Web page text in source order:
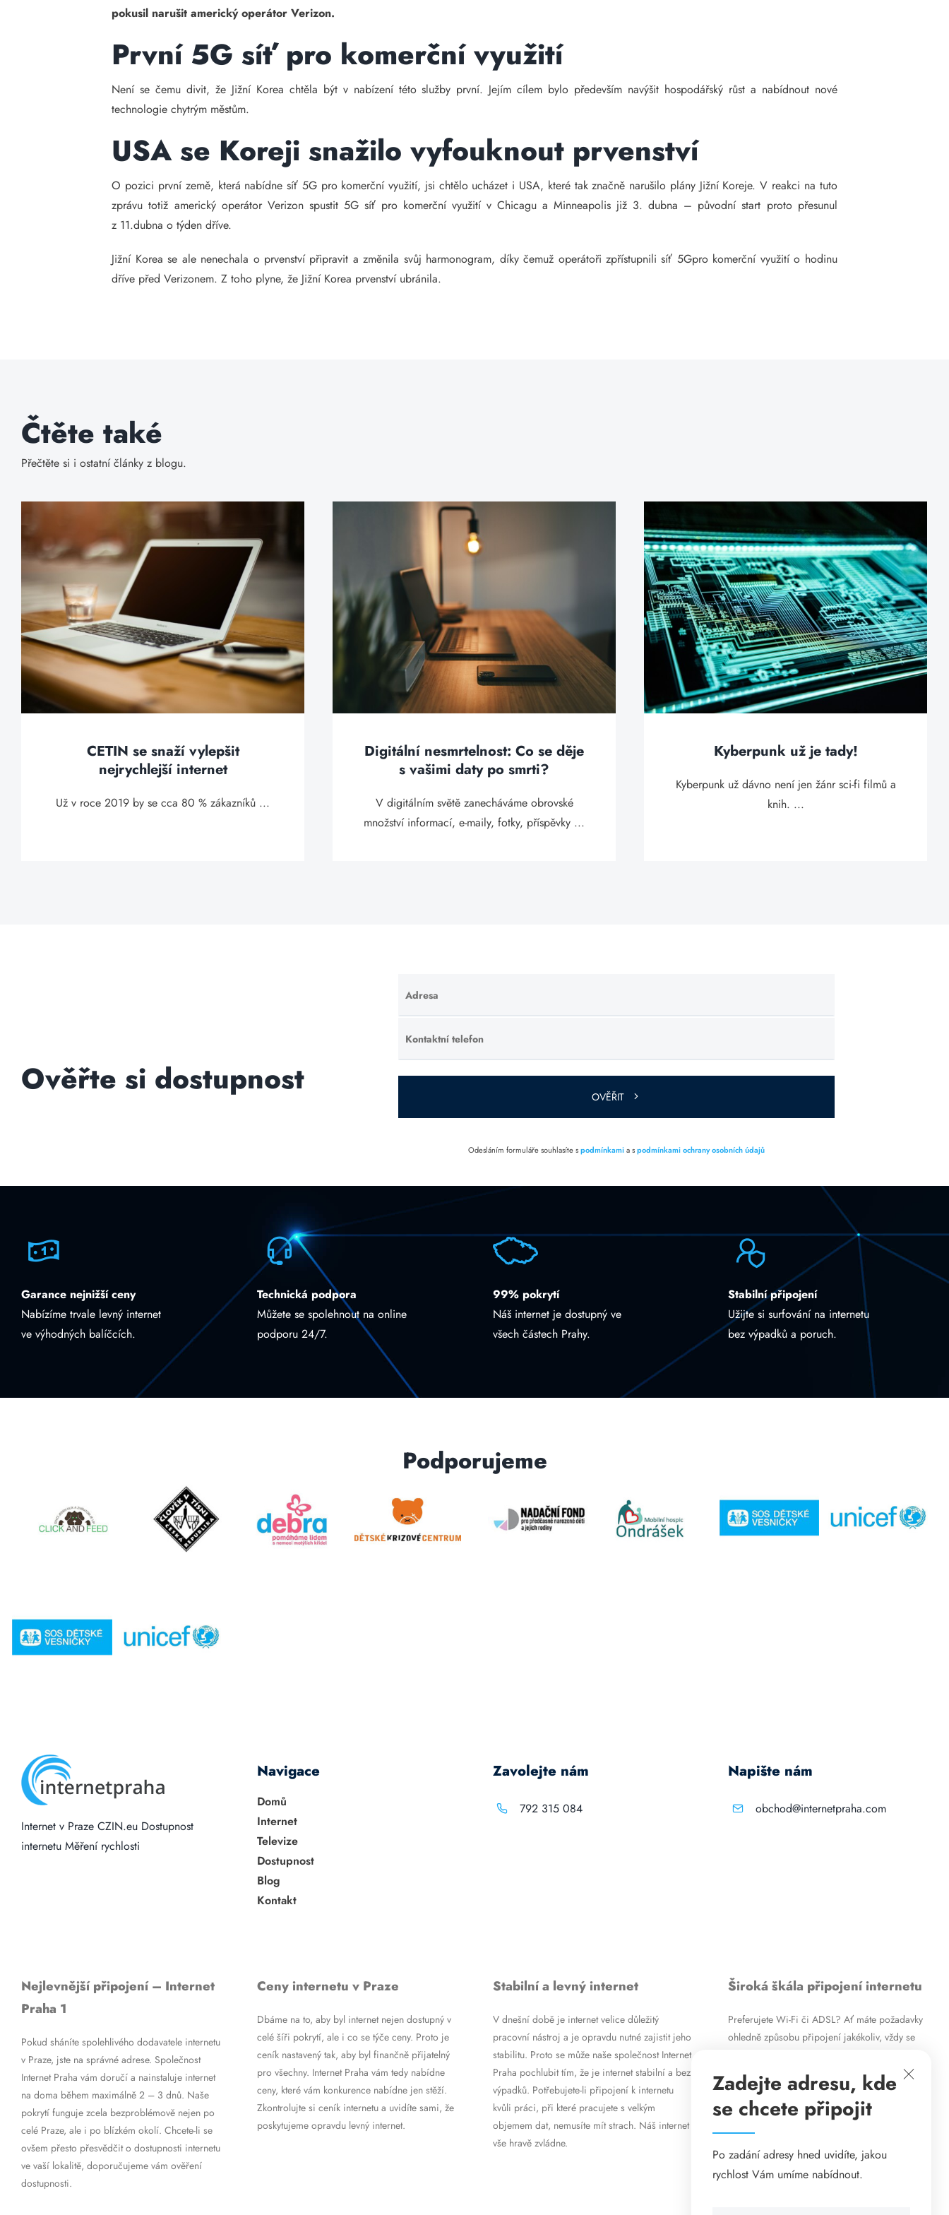
pokusil narušit americký operátor Verizon.
První 5G síť pro komerční využití
Není se čemu divit, že Jižní Korea chtěla být v nabízení této služby první. Jejím cílem bylo především navýšit hospodářský růst a nabídnout nové
technologie chytrým městům.
USA se Koreji snažilo vyfouknout prvenství
O pozici první země, která nabídne síť 5G pro komerční využití, jsi chtělo ucházet i USA, které tak značně narušilo plány Jižní Koreje. V reakci na tuto
zprávu totiž americký operátor Verizon spustit 5G síť pro komerční využití v Chicagu a Minneapolis již 3. dubna – původní start proto přesunul
z 11.dubna o týden dříve.
Jižní Korea se ale nenechala o prvenství připravit a změnila svůj harmonogram, díky čemuž operátoři zpřístupnili síť 5Gpro komerční využití o hodinu
dříve před Verizonem. Z toho plyne, že Jižní Korea prvenství ubránila.
Čtěte také
Přečtěte si i ostatní články z blogu.
CETIN se snaží vylepšit
nejrychlejší internet
Už v roce 2019 by se cca 80 % zákazníků ...
Digitální nesmrtelnost: Co se děje
s vašimi daty po smrti?
V digitálním světě zanecháváme obrovské
množství informací, e-maily, fotky, příspěvky ...
Kyberpunk už je tady!
Kyberpunk už dávno není jen žánr sci-fi filmů a
knih. ...
Ověřte si dostupnost
Adresa
Ponechte
toto pole
prázdné.
Kontaktní telefon
Ponechte
toto pole
prázdné.
OVĚŘIT
Odesláním formuláře souhlasíte spodmínkamia spodmínkami ochrany osobních údajů
Garance nejnižší ceny
Nabízíme trvale levný internet
ve výhodných balíčcích.
Technická podpora
Můžete se spolehnout na online
podporu 24/7.
99% pokrytí
Náš internet je dostupný ve
všech částech Prahy.
Stabilní připojení
Užijte si surfování na internetu
bez výpadků a poruch.
Podporujeme
Internet v Praze CZIN.eu Dostupnost
internetu Měření rychlosti
Navigace
Domů
Internet
Televize
Dostupnost
Blog
Kontakt
Zavolejte nám
792 315 084
Napište nám
obchod@internetpraha.com
Nejlevnější připojení – Internet
Praha 1
Pokud sháníte spolehlivého dodavatele internetu
v Praze, jste na správné adrese. Společnost
Internet Praha vám doručí a nainstaluje internet
na doma během maximálně 2 – 3 dnů. Naše
pokrytí funguje zcela bezproblémově nejen po
celé Praze, ale i po blízkém okolí. Chcete-li se
ovšem přesto přesvědčit o dostupnosti internetu
ve vaší lokalitě, doporučujeme vám ověření
dostupnosti.
Ceny internetu v Praze
Dbáme na to, aby byl internet nejen dostupný v
celé šíři pokrytí, ale i co se týče ceny. Proto je
ceník nastavený tak, aby byl finančně přijatelný
pro všechny. Internet Praha vám tedy nabídne
ceny, které vám konkurence nabídne jen stěží.
Zkontrolujte si ceník internetu a uvidíte sami, že
poskytujeme opravdu levný internet.
Stabilní a levný internet
V dnešní době je internet velice důležitý
pracovní nástroj a je opravdu nutné zajistit jeho
stabilitu. Proto se může naše společnost Internet
Praha pochlubit tím, že je internet stabilní a bez
výpadků. Potřebujete-li připojení k internetu
kvůli práci, při které pracujete s velkým
objemem dat, nemusíte mít strach. Náš internet
vše hravě zvládne.
Široká škála připojení internetu
Preferujete Wi-Fi či ADSL? Ať máte požadavky
ohledně způsobu připojení jakékoliv, vždy se
vysokorychlostního ADSL internetu nabízíme
rovněž mobilní internet i levné internetové
připojení prostřednictvím Wi-Fi. Způsob
připojení přizpůsobíme vašim specifickým
Zadejte adresu, kde
se chcete připojit
Po zadání adresy hned uvidíte, jakou
rychlost Vám umíme nabídnout.